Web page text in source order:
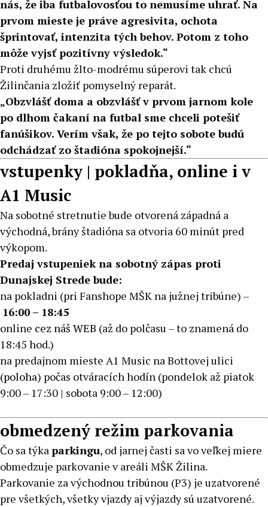
nás, že iba futbalovosťou to nemusíme uhrať. Na
prvom mieste je práve agresivita, ochota
šprintovať, intenzita tých behov. Potom z toho
môže vyjsť pozitívny výsledok.“
Proti druhému žlto-modrému súperovi tak chcú
Žilinčania zložiť pomyselný reparát.
„Obzvlášť doma a obzvlášť v prvom jarnom kole
po dlhom čakaní na futbal sme chceli potešiť
fanúšikov. Verím však, že po tejto sobote budú
odchádzať zo štadióna spokojnejší.“
vstupenky | pokladňa, online i v
A1 Music
Na sobotné stretnutie bude otvorená západná a
východná, brány štadióna sa otvoria 60 minút pred
výkopom.
Predaj vstupeniek na sobotný zápas proti
Dunajskej Strede bude:
na pokladni (pri Fanshope MŠK na južnej tribúne) –
16:00 – 18:45
online cez náš WEB (až do polčasu – to znamená do
18:45 hod.)
na predajnom mieste A1 Music na Bottovej ulici
(poloha) počas otváracích hodín (pondelok až piatok
9:00 – 17:30 | sobota 9:00 – 12:00)
obmedzený režim parkovania
Čo sa týkaparkingu, od jarnej časti sa vo veľkej miere
obmedzuje parkovanie v areáli MŠK Žilina.
Parkovanie za východnou tribúnou (P3) je uzatvorené
pre všetkých, všetky vjazdy aj výjazdy sú uzatvorené.